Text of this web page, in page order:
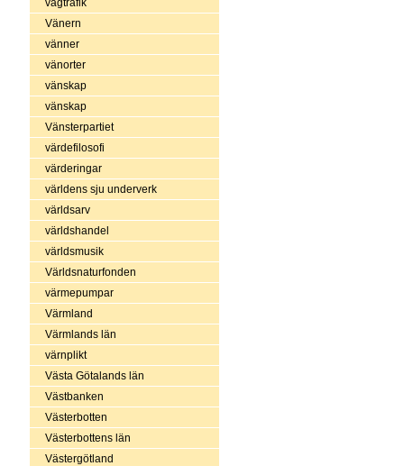
vägtrafik
Vänern
vänner
vänorter
vänskap
vänskap
Vänsterpartiet
värdefilosofi
värderingar
världens sju underverk
världsarv
världshandel
världsmusik
Världsnaturfonden
värmepumpar
Värmland
Värmlands län
värnplikt
Västa Götalands län
Västbanken
Västerbotten
Västerbottens län
Västergötland